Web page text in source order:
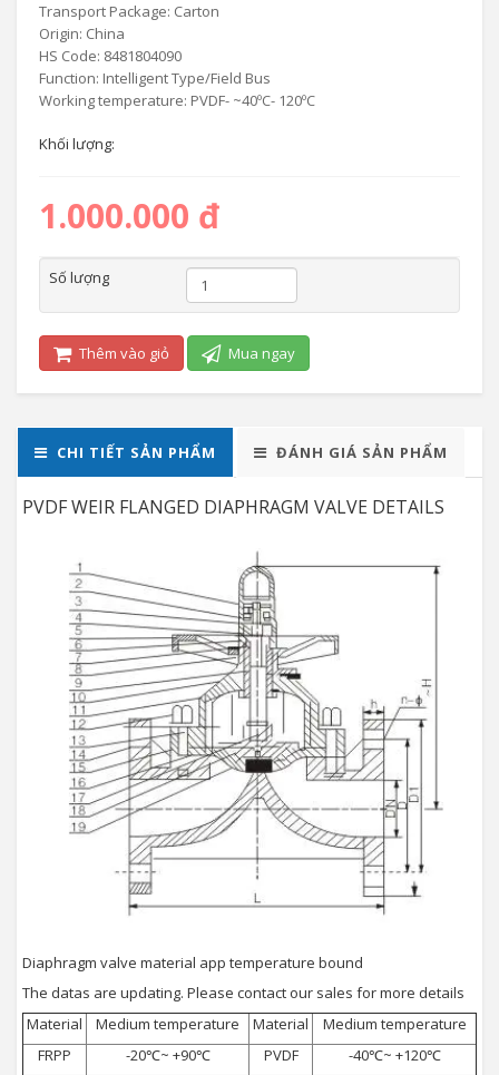
Transport Package: Carton
Origin: China
HS Code: 8481804090
Function: Intelligent Type/Field Bus
Working temperature: PVDF- ~40ºC- 120ºC
Khối lượng:
1.000.000 đ
Số lượng
Thêm vào giỏ Mua ngay
CHI TIẾT SẢN PHẨM ĐÁNH GIÁ SẢN PHẨM
PVDF WEIR FLANGED DIAPHRAGM VALVE DETAILS
Diaphragm valve material app temperature bound
The datas are updating. Please contact our sales for more details
Material
Medium temperature Material
Medium temperature
FRPP
-20℃~ +90℃ PVDF
-40℃~ +120℃